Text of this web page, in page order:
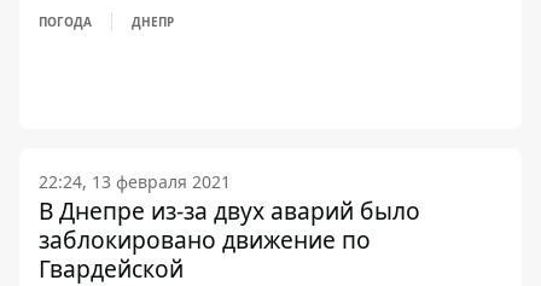
ПОГОДА ДНЕПР
22:24, 13 февраля 2021
В Днепре из-за двух аварий было
заблокировано движение по
Гвардейской